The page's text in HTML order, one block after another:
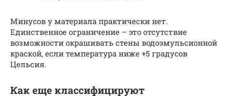
Минусов у материала практически нет.
Единственное ограничение – это отсутствие
возможности окрашивать стены водоэмульсионной
краской, если температура ниже +5 градусов
Цельсия.
Как еще классифицируют